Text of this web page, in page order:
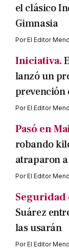
el clásico
Gimnasia
PorEl Editor
Iniciativa.
lanzó un
prevención
PorEl Editor
Pasó en
robando
atraparon
PorEl Editor
Seguridad
Suárez
las usarán
PorEl Editor